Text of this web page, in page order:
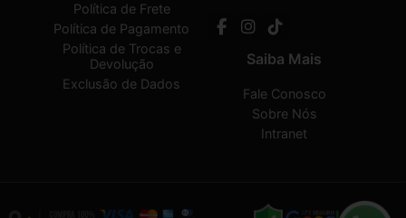
Política de Frete
Política de Pagamento
Política de Trocas e
Devolução
Exclusão de Dados
Saiba Mais
Fale Conosco
Sobre Nós
Intranet